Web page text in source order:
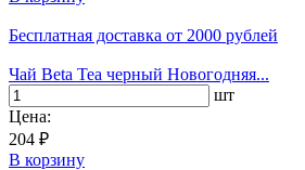
Бесплатная доставка от 2000 рублей
Чай Beta Tea черный Новогодняя...
шт
Цена:
204 ₽
В корзину